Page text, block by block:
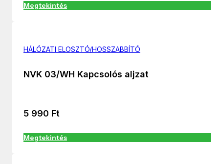
Megtekintés
HÁLÓZATI ELOSZTÓ/HOSSZABBÍTÓ
NVK 03/WH Kapcsolós aljzat
5 990 Ft
Megtekintés